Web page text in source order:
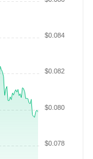
$0.078
$0.080
$0.082
$0.084